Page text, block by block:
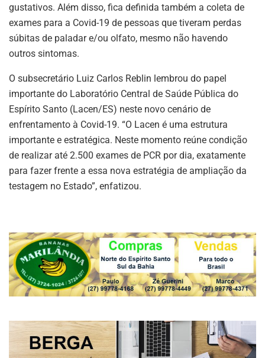
gustativos. Além disso, fica definida também a coleta de
exames para a Covid-19 de pessoas que tiveram perdas
súbitas de paladar e/ou olfato, mesmo não havendo
outros sintomas.
O subsecretário Luiz Carlos Reblin lembrou do papel
importante do Laboratório Central de Saúde Pública do
Espírito Santo (Lacen/ES) neste novo cenário de
enfrentamento à Covid-19. “O Lacen é uma estrutura
importante e estratégica. Neste momento reúne condição
de realizar até 2.500 exames de PCR por dia, exatamente
para fazer frente a essa nova estratégia de ampliação da
testagem no Estado”, enfatizou.